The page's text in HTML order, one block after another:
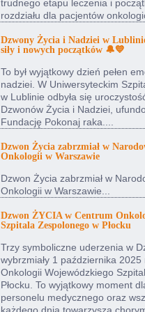
trudnego etapu leczenia i
rozdziału dla pacjentów
Dzwony Życia i Nadziei w
siły i nowych początków 🔔💙
To był wyjątkowy dzień pełen
nadziei. W Uniwersyteckim
w Lublinie odbyła się
Dzwonów Życia i Nadziei,
Fundację Pokonaj raka....
Dzwon Życia zabrzmiał w
Onkologii w Warszawie
Dzwon Życia zabrzmiał w
Onkologii w Warszawie...
Dzwon ŻYCIA w Centrum
Szpitala Zespolonego w Płocku
Trzy symboliczne uderzenia w
wybrzmiały 1 października
Onkologii Wojewódzkiego
Płocku. To wyjątkowy moment
personelu medycznego oraz
każdego dnia towarzyszą